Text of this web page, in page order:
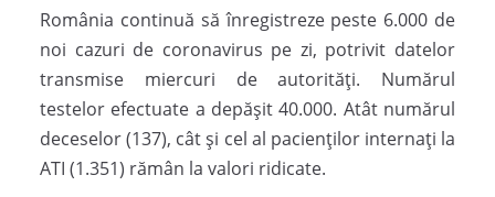
România continuă să înregistreze peste 6.000 de
noi cazuri de coronavirus pe zi, potrivit datelor
transmise miercuri de autorități. Numărul
testelor efectuate a depășit 40.000. Atât numărul
deceselor (137), cât și cel al pacienților internați la
ATI (1.351) rămân la valori ridicate.